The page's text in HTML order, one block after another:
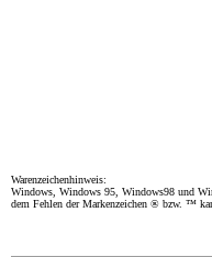
Warenzeichenhinweis:
Windows, Windows 95, Windows98 und
dem Fehlen der Markenzeichen ® bzw. ™